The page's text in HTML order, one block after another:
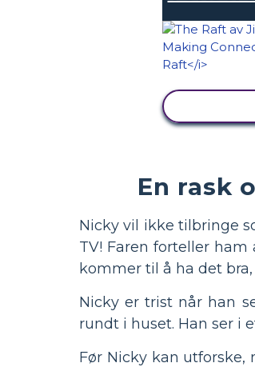
En rask
Nicky vil ikke tilbringe
TV! Faren forteller
kommer til å ha det
Nicky er trist når han
rundt i huset. Han ser i
Før Nicky kan